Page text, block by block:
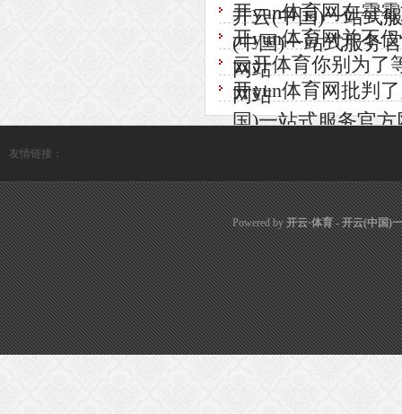
开云(中国)一站式
开yun体育网在霉
(中国)一站式服务
开yun体育网并不
网站
云开体育你别为了
网站
开yun体育网批判
国)一站式服务官方
友情链接：
Powered by开云·体育 - 开云(中国)